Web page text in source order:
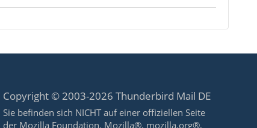
Copyright © 2003-2026 Thunderbird Mail DE
Sie befinden sich NICHT auf einer offiziellen Seite
der Mozilla Foundation. Mozilla®, mozilla.org®,